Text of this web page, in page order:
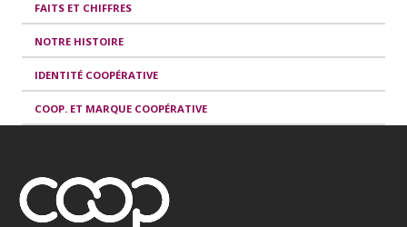
FAITS ET CHIFFRES
NOTRE HISTOIRE
IDENTITÉ COOPÉRATIVE
COOP. ET MARQUE COOPÉRATIVE